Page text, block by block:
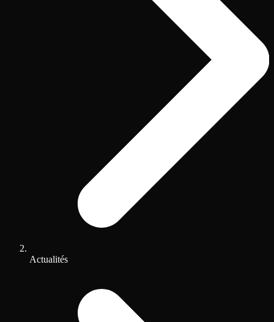
Actualités